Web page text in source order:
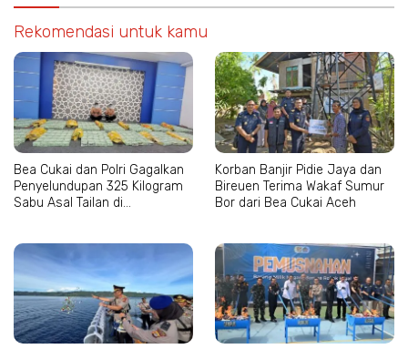
Rekomendasi untuk kamu
Bea Cukai dan Polri Gagalkan
Penyelundupan 325 Kilogram
Sabu Asal Tailan di
Korban Banjir Pidie Jaya dan
Bireuen Terima Wakaf Sumur
Bor dari Bea Cukai Aceh